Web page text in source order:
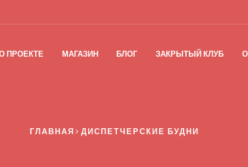
ПРОЕКТЕ МАГАЗИН БЛОГ ЗАКРЫТЫЙ КЛУБ
ГЛАВНАЯ ДИСПЕТЧЕРСКИЕ БУДНИ